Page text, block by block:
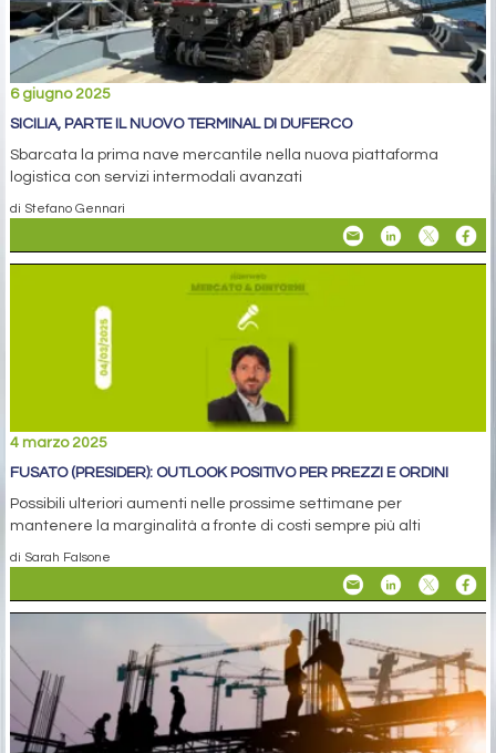
6 giugno 2025
SICILIA, PARTE IL NUOVO TERMINAL DI DUFERCO
Sbarcata la prima nave mercantile nella nuova piattaforma
logistica con servizi intermodali avanzati
di Stefano Gennari
4 marzo 2025
FUSATO (PRESIDER): OUTLOOK POSITIVO PER PREZZI E ORDINI
Possibili ulteriori aumenti nelle prossime settimane per
mantenere la marginalità a fronte di costi sempre più alti
di Sarah Falsone